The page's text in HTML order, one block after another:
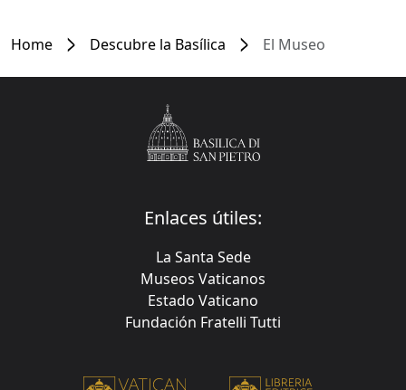
Home Descubre la Basílica El Museo
Enlaces útiles:
La Santa Sede
Museos Vaticanos
Estado Vaticano
Fundación Fratelli Tutti